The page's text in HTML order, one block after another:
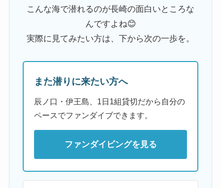
こんな海で潜れるのが長崎の面白いところな
んですよね😊
実際に見てみたい方は、下から次の一歩を。
また潜りに来たい方へ
辰ノ口・伊王島、1日1組貸切だから自分の
ペースでファンダイブできます。
ファンダイビングを見る